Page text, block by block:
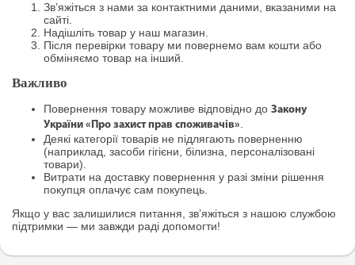
Зв’яжіться з нами за контактними даними, вказаними на
сайті.
Надішліть товар у наш магазин.
Після перевірки товару ми повернемо вам кошти або
обміняємо товар на інший.
Важливо
Повернення товару можливе відповідно до Закону
України «Про захист прав споживачів».
Деякі категорії товарів не підлягають поверненню
(наприклад, засоби гігієни, білизна, персоналізовані
товари).
Витрати на доставку повернення у разі зміни рішення
покупця оплачує сам покупець.
Якщо у вас залишилися питання, зв’яжіться з нашою службою
підтримки — ми завжди раді допомогти!